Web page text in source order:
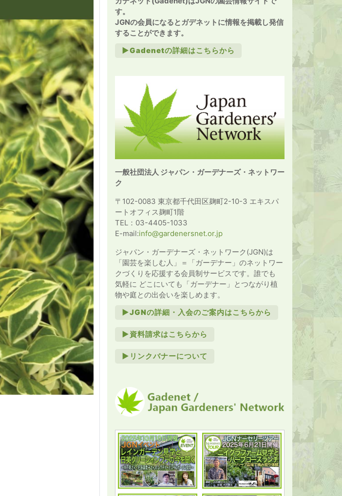
す。
JGNの会員になるとガデネットに情報を掲載し発信
することができます。
►Gadenetの詳細はこちらから
一般社団法人 ジャパン・ガーデナーズ・ネットワー
ク
〒102-0083 東京都千代田区麹町2-10-3 エキスパ
ートオフィス麹町1階
TEL：03-4405-1033
E-mail:info@gardenersnet.or.jp
ジャパン・ガーデナーズ・ネットワーク(JGN)は
「園芸を楽しむ人」＝「ガーデナー」のネットワー
クづくりを応援する会員制サービスです。誰でも
気軽に どこにいても「ガーデナー」とつながり植
物や庭との出会いを楽しめます。
►JGNの詳細・入会のご案内はこちらから
►資料請求はこちらから
►リンクバナーについて